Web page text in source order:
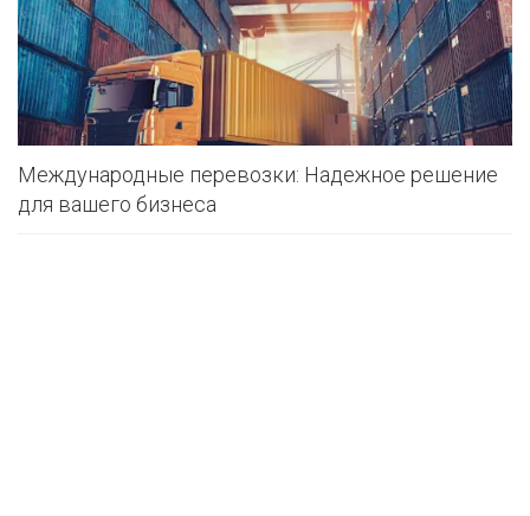
Международные перевозки: Надежное решение
для вашего бизнеса